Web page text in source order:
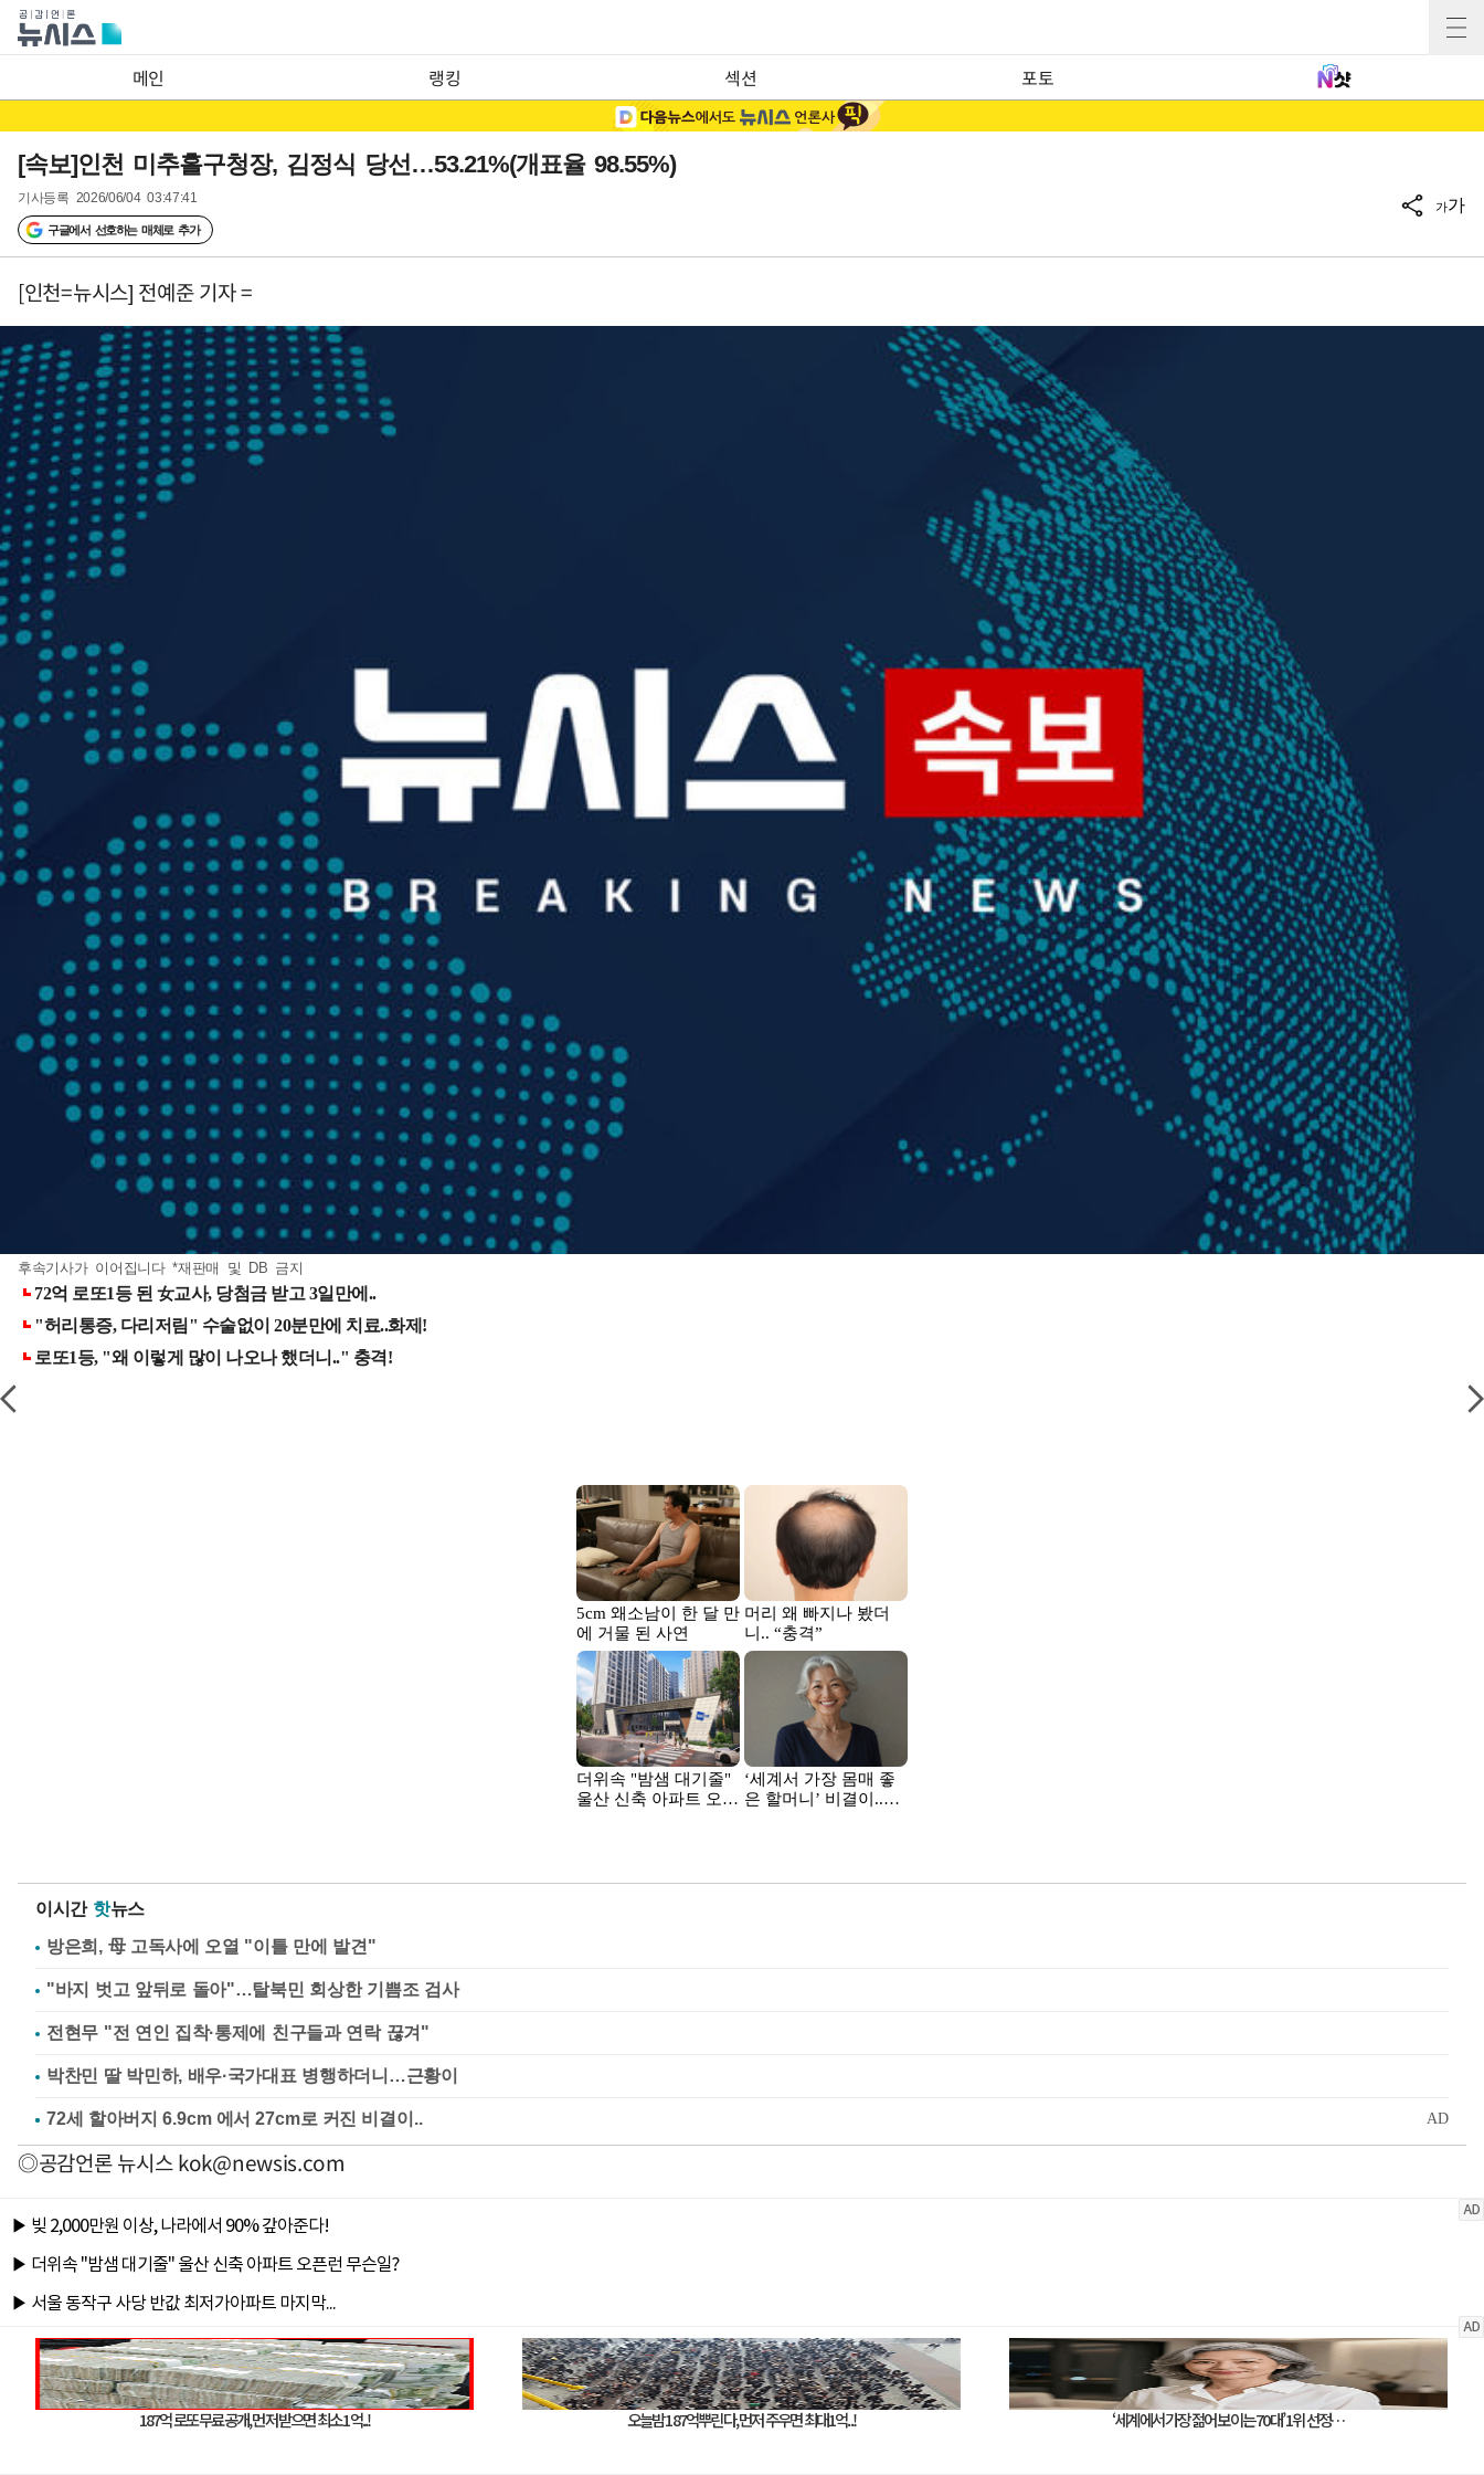
메인 랭킹 섹션 포토
[속보]인천 미추홀구청장, 김정식 당선…53.21%(개표율 98.55%)
기사등록 2026/06/04 03:47:41
구글에서 선호하는 매체로 추가
가가
[인천=뉴시스] 전예준 기자 =
후속기사가 이어집니다 *재판매 및 DB 금지
이시간 핫뉴스
방은희, 母 고독사에 오열 "이틀 만에 발견"
"바지 벗고 앞뒤로 돌아"…탈북민 회상한 기쁨조 검사
전현무 "전 연인 집착·통제에 친구들과 연락 끊겨"
박찬민 딸 박민하, 배우·국가대표 병행하더니…근황이
◎공감언론 뉴시스kok@newsis.com